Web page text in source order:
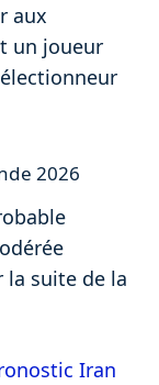
aux
un joueur
2026
suite de la
Iran